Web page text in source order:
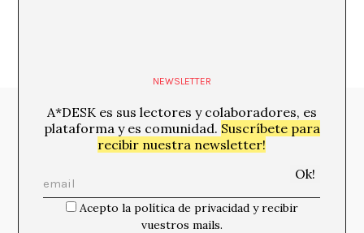
Media Partners:
NEWSLETTER
A*DESK es sus lectores y colaboradores, es
plataforma y es comunidad. Suscríbete para
recibir nuestra newsletter!
Acepto la política de privacidad y recibir
vuestros mails.